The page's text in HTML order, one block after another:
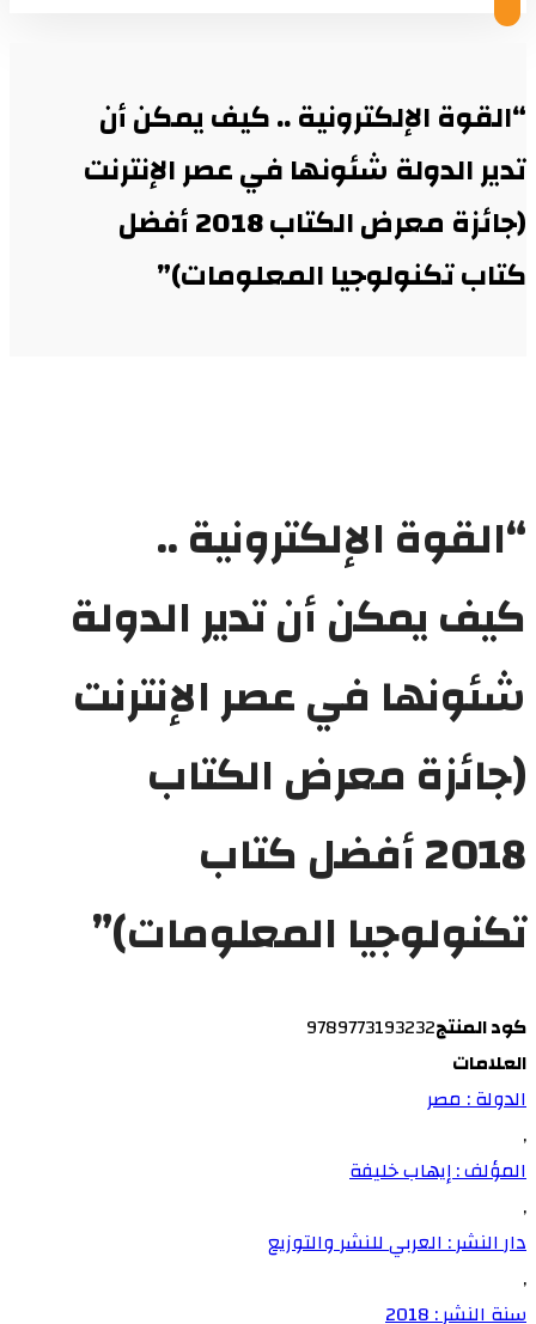
“القوة الإلكترونية .. كيف يمكن أن
تدير الدولة شئونها في عصر الإنترنت
(جائزة معرض الكتاب 2018 أفضل
كتاب تكنولوجيا المعلومات)”
“القوة الإلكترونية ..
كيف يمكن أن تدير الدولة
شئونها في عصر الإنترنت
(جائزة معرض الكتاب
2018 أفضل كتاب
تكنولوجيا المعلومات)”
كود المنتج9789773193232
العلامات
الدولة : مصر
,
المؤلف : إيهاب خليفة
,
دار النشر : العربي للنشر والتوزيع
,
سنة النشر : 2018